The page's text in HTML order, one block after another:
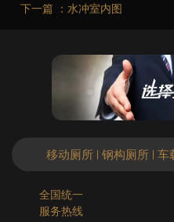
下一篇 ： 水冲室内图
移动厕所 | 钢构厕所 | 车
全国统一
服务热线